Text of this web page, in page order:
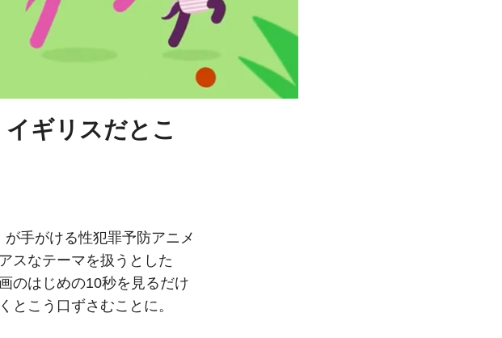
ギリスだとこ
手がける性犯罪予防アニメ
スなテーマを扱うとした
のはじめの10秒を見るだけ
とこう口ずさむことに。